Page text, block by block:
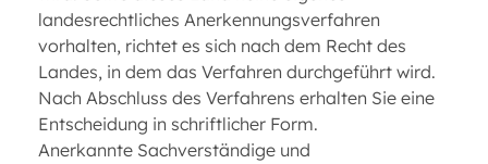
landesrechtliches Anerkennungsverfahren
vorhalten, richtet es sich nach dem Recht des
Landes, in dem das Verfahren durchgeführt wird.
Nach Abschluss des Verfahrens erhalten Sie eine
Entscheidung in schriftlicher Form.
Anerkannte Sachverständige und